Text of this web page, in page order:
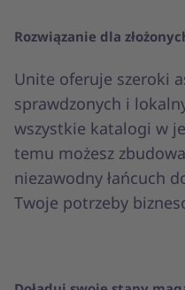
Rozwiązanie dla
Unite oferuje szeroki
sprawdzonych i
wszystkie katalogi w
temu możesz
niezawodny łańcuch
Twoje potrzeby